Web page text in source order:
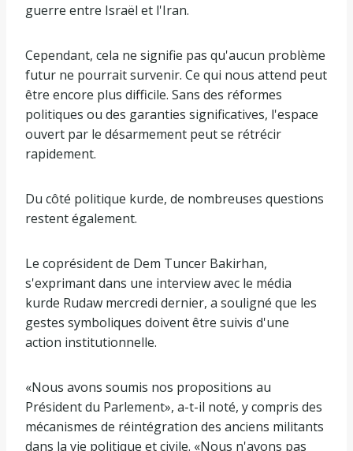
guerre entre Israël et l'Iran.
Cependant, cela ne signifie pas qu'aucun problème
futur ne pourrait survenir. Ce qui nous attend peut
être encore plus difficile. Sans des réformes
politiques ou des garanties significatives, l'espace
ouvert par le désarmement peut se rétrécir
rapidement.
Du côté politique kurde, de nombreuses questions
restent également.
Le coprésident de Dem Tuncer Bakirhan,
s'exprimant dans une interview avec le média
kurde Rudaw mercredi dernier, a souligné que les
gestes symboliques doivent être suivis d'une
action institutionnelle.
«Nous avons soumis nos propositions au
Président du Parlement», a-t-il noté, y compris des
mécanismes de réintégration des anciens militants
dans la vie politique et civile. «Nous n'avons pas